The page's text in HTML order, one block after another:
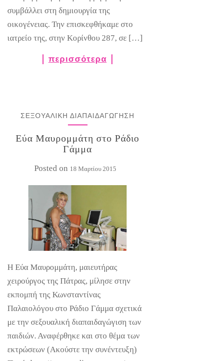
συμβάλλει στη δημιουργία της
οικογένειας. Την επισκεφθήκαμε στο
ιατρείο της, στην Κορίνθου 287, σε […]
περισσότερα
ΣΕΞΟΥΑΛΙΚΗ ΔΙΑΠΑΙΔΑΓΩΓΗΣΗ
Εύα Μαυρομμάτη στο Ράδιο
Γάμμα
Posted on 18 Μαρτίου 2015
Η Εύα Μαυρομμάτη, μαιευτήρας
χειρούργος της Πάτρας, μίλησε στην
εκπομπή της Κωνσταντίνας
Παλαιολόγου στο Ράδιο Γάμμα σχετικά
με την σεξουαλική διαπαιδαγώγιση των
παιδιών. Αναφέρθηκε και στο θέμα των
εκτρώσεων (Ακούστε την συνέντευξη)